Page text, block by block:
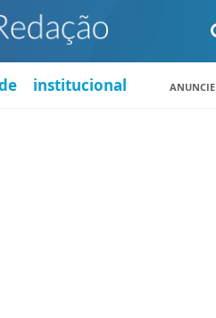
institucional ANUNCIE